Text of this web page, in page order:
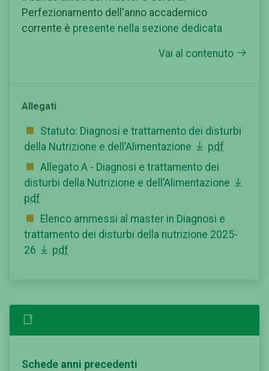
Perfezionamento dell'anno accademico
corrente è presente nella sezione dedicata
Vai al contenuto
Allegati
Statuto: Diagnosi e trattamento dei disturbi
della Nutrizione e dell’Alimentazione
pdf
Allegato A - Diagnosi e trattamento dei
disturbi della Nutrizione e dell’Alimentazione
pdf
Elenco ammessi al master in Diagnosi e
trattamento dei disturbi della nutrizione 2025-
26
pdf
Schede anni precedenti